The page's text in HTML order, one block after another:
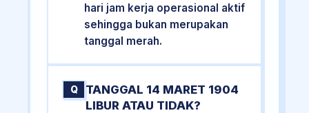
hari jam kerja operasional aktif
sehingga bukan merupakan
tanggal merah.
Q
TANGGAL 14 MARET 1904
LIBUR ATAU TIDAK?